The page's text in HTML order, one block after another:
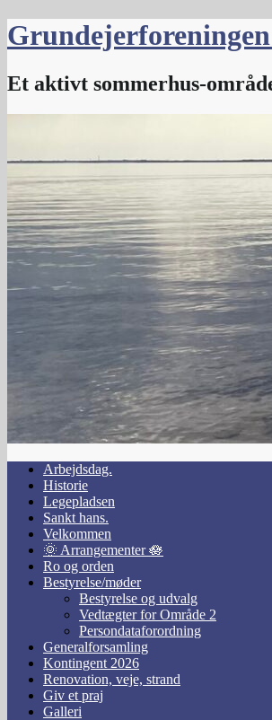
Skip
to
Et aktivt sommerhus-
Arbejdsdag.
Historie
Legepladsen
Sankt hans.
Velkommen
🌞 Arrangementer 🪷
Ro og orden
Bestyrelse/møder
Bestyrelse og udvalg
Vedtægter for Område 2
Persondataforordning
Generalforsamling
Kontingent 2026
Renovation, veje, strand
Giv et praj
Galleri